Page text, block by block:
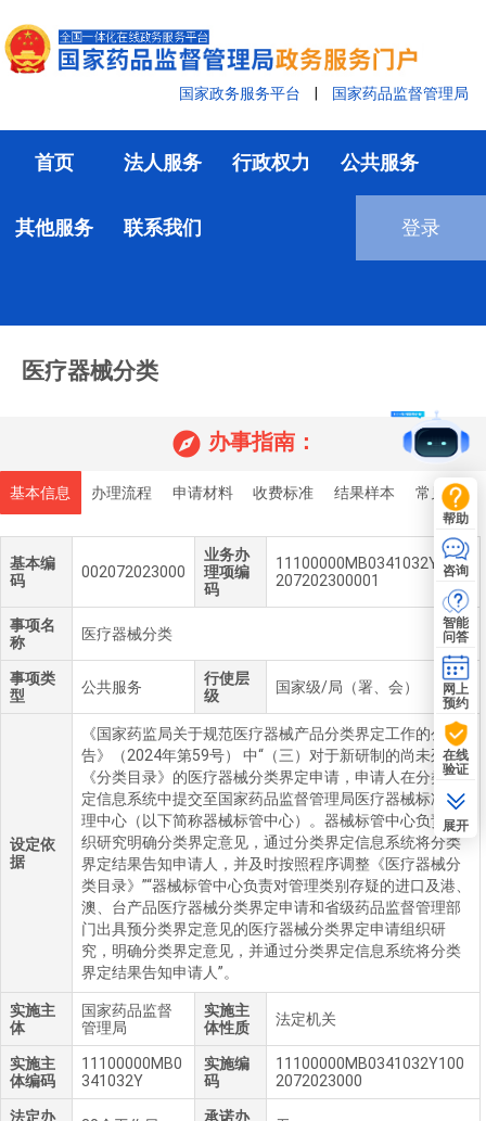
国家政务服务平台 国家药品监督管理局
首页 法人服务 行政权力 公共服务
其他服务 联系我们 登录
医疗器械分类
 办事指南：
基本信息 办理流程 申请材料 收费标准 结果样本 常见问题
基本编
码
002072023000
业务办
理项编
码
11100000MB0341032Y100
207202300001
事项名
称
医疗器械分类
事项类
型
公共服务
行使层
级
国家级/局（署、会）
设定依
据
《国家药监局关于规范医疗器械产品分类界定工作的公
告》（2024年第59号） 中“（三）对于新研制的尚未列入
《分类目录》的医疗器械分类界定申请，申请人在分类界
定信息系统中提交至国家药品监督管理局医疗器械标准管
理中心（以下简称器械标管中心）。器械标管中心负责组
织研究明确分类界定意见，通过分类界定信息系统将分类
界定结果告知申请人，并及时按照程序调整《医疗器械分
类目录》”“器械标管中心负责对管理类别存疑的进口及港、
澳、台产品医疗器械分类界定申请和省级药品监督管理部
门出具预分类界定意见的医疗器械分类界定申请组织研
究，明确分类界定意见，并通过分类界定信息系统将分类
界定结果告知申请人”。
实施主
体
国家药品监督
管理局
实施主
体性质
法定机关
实施主
体编码
11100000MB0
341032Y
实施编
码
11100000MB0341032Y100
2072023000
法定办
承诺办
帮助
咨询
智能
问答
网上
预约
在线
验证
展开